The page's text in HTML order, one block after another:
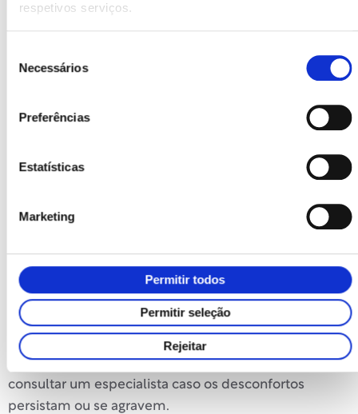
respetivos serviços.
Necessários
Preferências
Estatísticas
Marketing
Permitir todos
Permitir seleção
Rejeitar
recomendar vigilância ou, em situações mais
medicação hormonal ou cirurgia nos casos mais
Se existir suspeita de gravidez
, será necessário
Para infeções ginecológicas
, são prescritos
Conclusão
Ador nos ovários sem menstruaçãopode ter
múltiplas causas, desde processos fisiológicos como a
ovulação até condições médicas como quistos,
endometriose ou infeções. Se se pergunta «porque
me doem os ovários se não tenho menstruação?», o
mais aconselhável é acompanhar os sintomas e
consultar um especialista caso os desconfortos
persistam ou se agravem.